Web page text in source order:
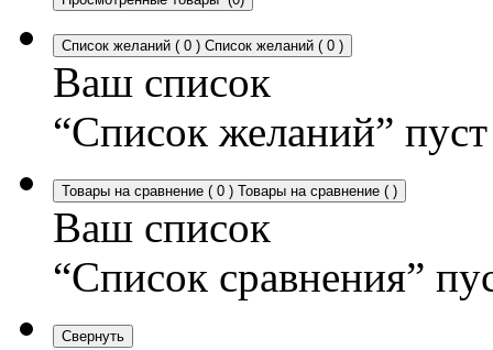
Список желаний ( 0 ) Список желаний ( 0 )
Ваш список
“Список желаний” пуст
Товары на сравнение ( 0 ) Товары на сравнение ( )
Ваш список
“Список сравнения”
Свернуть